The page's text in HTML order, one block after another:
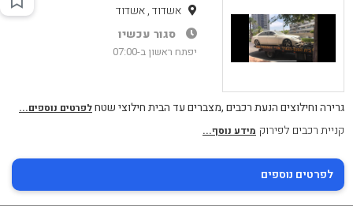
אשדוד , אשדוד
סגור עכשיו
יפתח ראשון ב-07:00
גרירה וחילוצים הנעת רכבים ,מצברים עד הבית חילוצי שטחלפרטים נוספים...
קניית רכבים לפירוק מידע נוסף...
לפרטים נוספים